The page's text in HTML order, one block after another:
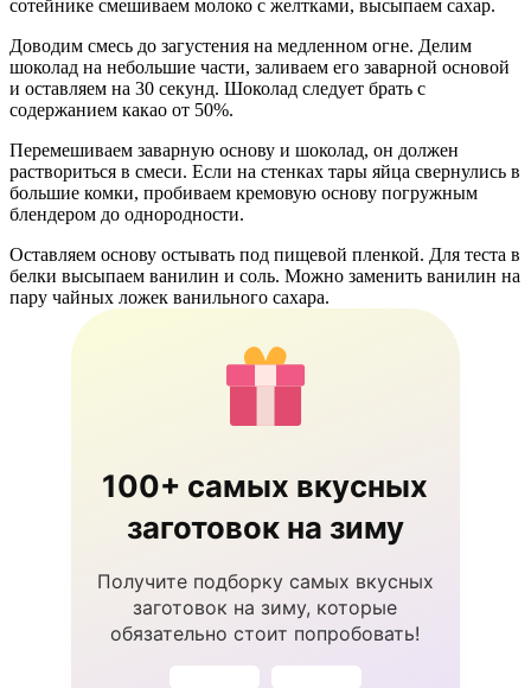
сотейнике смешиваем молоко с желтками, высыпаем сахар.
Доводим смесь до загустения на медленном огне. Делим
шоколад на небольшие части, заливаем его заварной основой
и оставляем на 30 секунд. Шоколад следует брать с
содержанием какао от 50%.
Перемешиваем заварную основу и шоколад, он должен
раствориться в смеси. Если на стенках тары яйца свернулись в
большие комки, пробиваем кремовую основу погружным
блендером до однородности.
Оставляем основу остывать под пищевой пленкой. Для теста в
белки высыпаем ванилин и соль. Можно заменить ванилин на
пару чайных ложек ванильного сахара.
100+ самых вкусных
заготовок на зиму
Получите подборку самых вкусных
заготовок на зиму, которые
обязательно стоит попробовать!